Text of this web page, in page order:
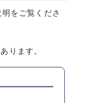
をご覧くださ
ります。